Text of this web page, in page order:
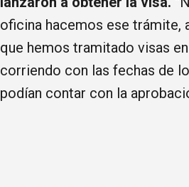
oficina hacemos ese trámite,
que hemos tramitado visas
corriendo con las fechas de
podían contar con la